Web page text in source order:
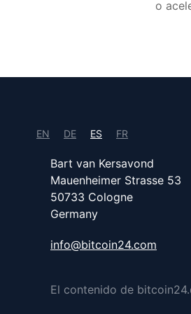
o
EN DE ES FR
Bart van Kersavond
Mauenheimer Strasse 53
50733 Cologne
Germany
info@bitcoin24.com
El contenido de